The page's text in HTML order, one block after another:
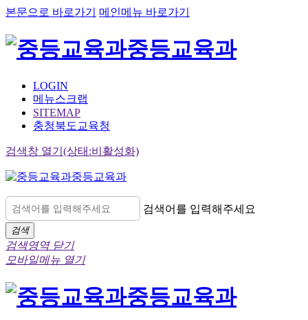
본문으로 바로가기 메인메뉴 바로가기
중등교육과
LOGIN
메뉴스크랩
SITEMAP
충청북도교육청
검색창 열기(상태:비활성화)
중등교육과
검색어를 입력해주세요
검색
검색영역 닫기
모바일메뉴 열기
중등교육과